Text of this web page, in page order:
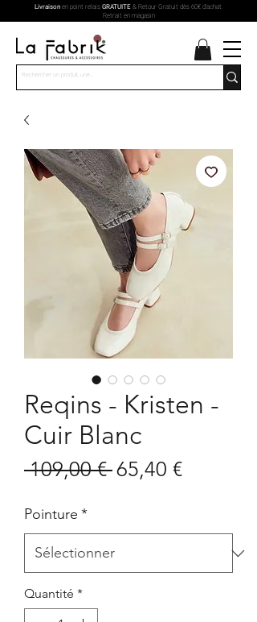
Livraisonen point relais GRATUITE& Retour Gratuit dès 60€ d'achat.
Retrait en magasin
Reqins - Kristen -
Cuir Blanc
109,00 € Prix
65,40 €Prix
Pointure *
Quantité *